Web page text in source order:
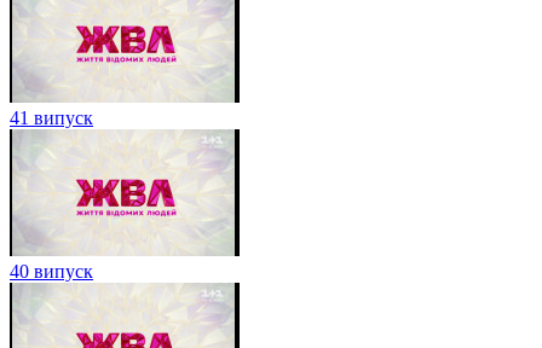
41 випуск
40 випуск